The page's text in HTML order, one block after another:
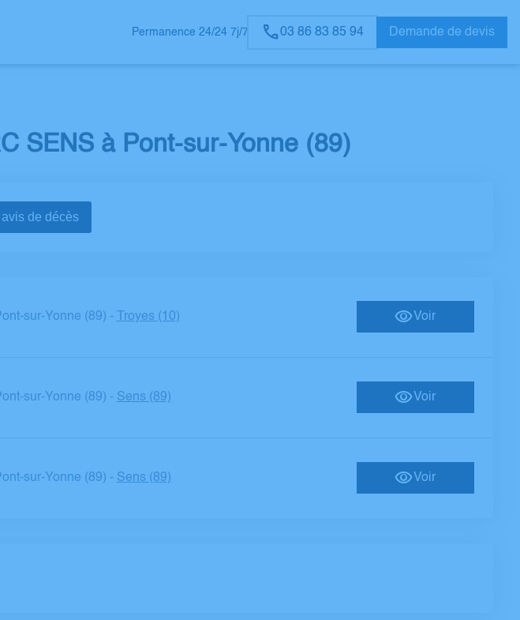
Permanence 24/24 7j/7 03 86 83 85 94 Demande de devis
SENS à Pont-sur-Yonne (89)
de décès
sur-Yonne (89) - Troyes (10) Voir
sur-Yonne (89) - Sens (89) Voir
sur-Yonne (89) - Sens (89) Voir